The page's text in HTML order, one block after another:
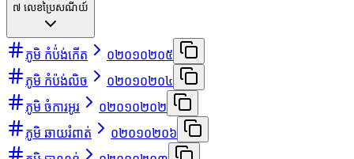
៧ លេខប្រៃសណីយ៍
ភូមិ កំប៉់ង់កើត
០២០១០២០៥
ភូមិ កំប៉ង់លិច
០២០១០២០៤
ភូមិ ចំការអូរ
០២០១០២០២
ភូមិ ឆាយរំពាត់
០២០១០២០៦